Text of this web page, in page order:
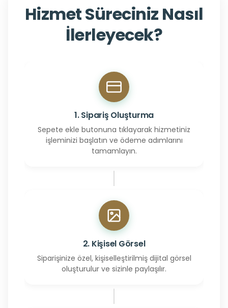
Hizmet Süreciniz Nasıl
İlerleyecek?
1. Sipariş Oluşturma
Sepete ekle butonuna tıklayarak hizmetiniz
işleminizi başlatın ve ödeme adımlarını
tamamlayın.
2. Kişisel Görsel
Siparişinize özel, kişiselleştirilmiş dijital görsel
oluşturulur ve sizinle paylaşılır.